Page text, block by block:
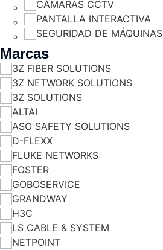
CÁMARAS CCTV
PANTALLA INTERACTIVA
SEGURIDAD DE MÁQUINAS
Marcas
3Z FIBER SOLUTIONS
3Z NETWORK SOLUTIONS
3Z SOLUTIONS
ALTAI
ASO SAFETY SOLUTIONS
D-FLEXX
FLUKE NETWORKS
FOSTER
GOBOSERVICE
GRANDWAY
H3C
LS CABLE & SYSTEM
NETPOINT